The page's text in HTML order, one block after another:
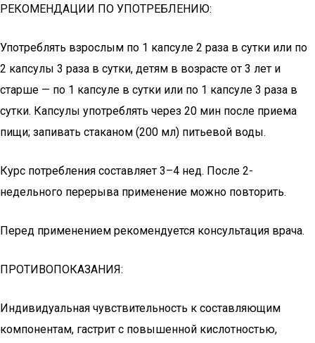
РЕКОМЕНДАЦИИ ПО УПОТРЕБЛЕНИЮ:
Употреблять взрослым по 1 капсуле 2 раза в сутки или по
2 капсулы 3 раза в сутки, детям в возрасте от 3 лет и
старше — по 1 капсуле в сутки или по 1 капсуле 3 раза в
сутки. Капсулы употреблять через 20 мин после приема
пищи; запивать стаканом (200 мл) питьевой воды.
Курс потребления составляет 3–4 нед. После 2-
недельного перерыва применение можно повторить.
Перед применением рекомендуется консультация врача.
ПРОТИВОПОКАЗАНИЯ:
Индивидуальная чувствительность к составляющим
компонентам, гастрит с повышенной кислотностью,